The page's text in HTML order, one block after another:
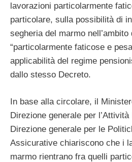
lavorazioni particolarmente
particolare, sulla possibilità di
segheria del marmo
“particolarmente faticose e
applicabilità del regime
dallo stesso Decreto.
In base alla circolare, il
Direzione generale per
Direzione generale per le
Assicurative chiariscono che i
marmo rientrano fra quelli